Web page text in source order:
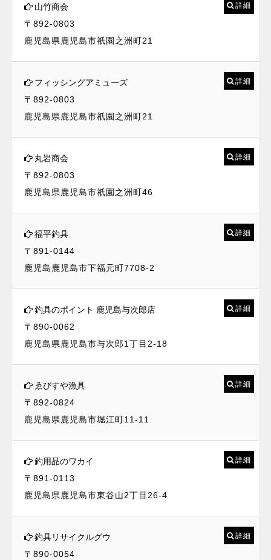
山竹商会
〒892-0803
鹿児島県鹿児島市祇園之洲町21
詳細
フィッシングアミューズ
〒892-0803
鹿児島県鹿児島市祇園之洲町21
詳細
丸岩商会
〒892-0803
鹿児島県鹿児島市祇園之洲町46
詳細
福平釣具
〒891-0144
鹿児島鹿児島市下福元町7708-2
詳細
釣具のポイント 鹿児島与次郎店
〒890-0062
鹿児島県鹿児島市与次郎1丁目2-18
詳細
ゑびすや漁具
〒892-0824
鹿児島県鹿児島市堀江町11-11
詳細
釣用品のワカイ
〒891-0113
鹿児島県鹿児島市東谷山2丁目26-4
詳細
釣具リサイクルグウ
〒890-0054
詳細